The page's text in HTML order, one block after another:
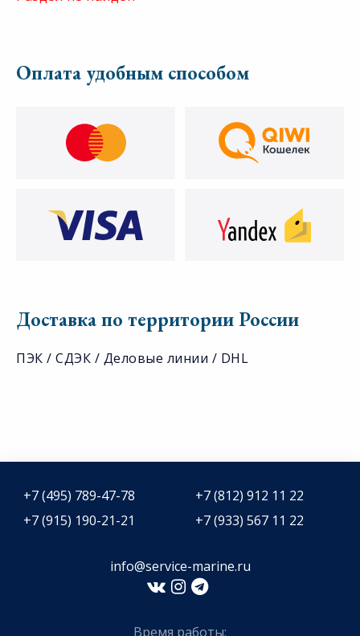
Оплата удобным способом
Доставка по территории России
ПЭК / СДЭК / Деловые линии / DHL
+7 (495) 789-47-78
+7 (812) 912 11 22
+7 (915) 190-21-21
+7 (933) 567 11 22
info@service-marine.ru​​
Время работы: